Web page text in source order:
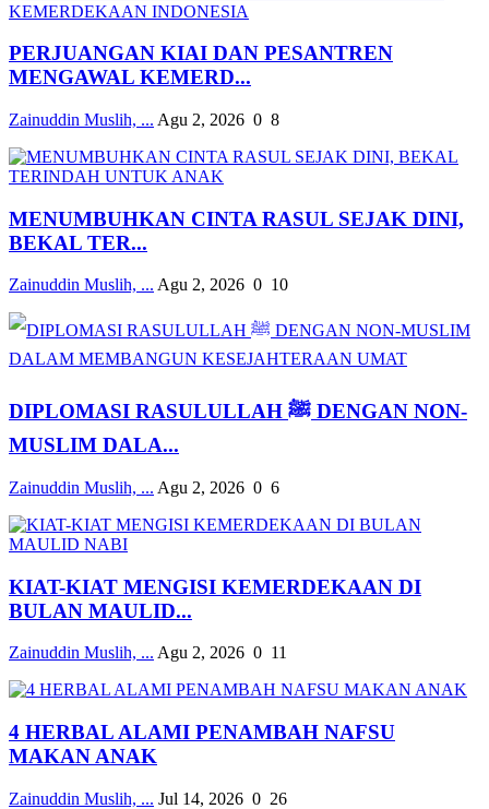
PERJUANGAN KIAI DAN PESANTREN
MENGAWAL KEMERD...
Zainuddin Muslih, ... Agu 2, 2026 0 8
MENUMBUHKAN CINTA RASUL SEJAK DINI,
BEKAL TER...
Zainuddin Muslih, ... Agu 2, 2026 0 10
DIPLOMASI RASULULLAH ﷺ DENGAN NON-
MUSLIM DALA...
Zainuddin Muslih, ... Agu 2, 2026 0 6
KIAT-KIAT MENGISI KEMERDEKAAN DI
BULAN MAULID...
Zainuddin Muslih, ... Agu 2, 2026 0 11
4 HERBAL ALAMI PENAMBAH NAFSU
MAKAN ANAK
Zainuddin Muslih, ... Jul 14, 2026 0 26